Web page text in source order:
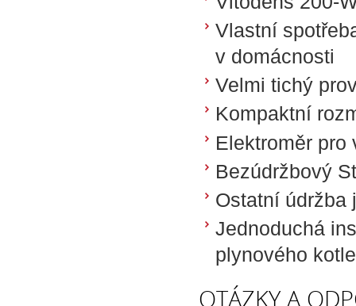
Vlastní
v domácnosti
Velmi tichý
Kompaktní
Elektroměr pro
Bezúdržbový
Ostatní údržba
Jednoduchá
plynového
OTÁZKY A